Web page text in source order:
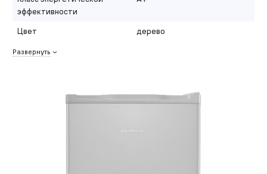
эффективности
Цвет дерево
Развернуть